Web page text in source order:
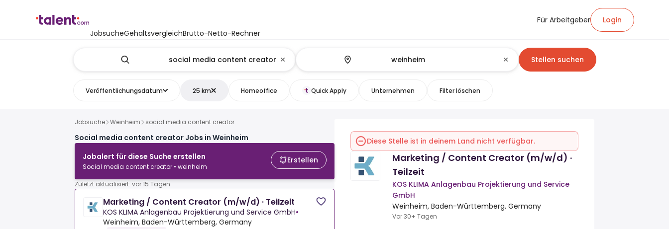
JobsucheGehaltsvergleichBrutto-Netto-Rechner
Für Arbeitgeber Login
Stellen suchen
Veröffentlichungsdatum 25 km Homeoffice Quick Apply Unternehmen Filter löschen
Jobsuche Weinheim social media content creator
Social media content creator Jobs in Weinheim
Jobalert für diese Suche erstellen
Social media content creator • weinheim
Erstellen
Zuletzt aktualisiert: vor 15 Tagen
Marketing / Content Creator (m/w/d) · Teilzeit
KOS KLIMA Anlagenbau Projektierung und Service GmbH•
Weinheim, Baden-Württemberg, Germany
Diese Stelle ist in deinem Land nicht verfügbar.
Marketing / Content Creator (m/w/d) ·
Teilzeit
KOS KLIMA Anlagenbau Projektierung und Service
GmbH
Weinheim, Baden-Württemberg, Germany
Vor 30+ Tagen